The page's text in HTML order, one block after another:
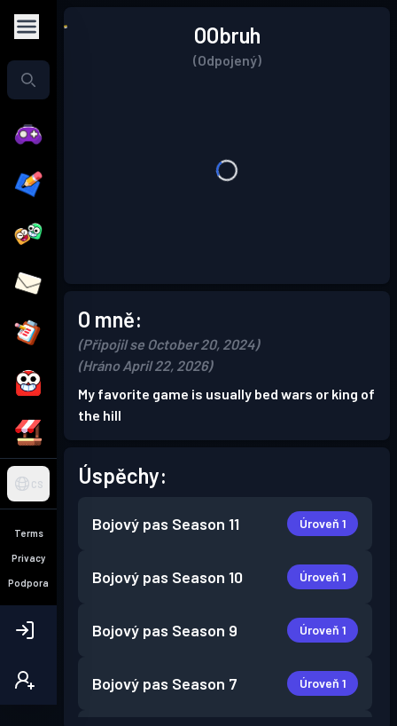
CS
Terms
Privacy
Podpora
OObruh
(Odpojený)
O mně:
(Připojil se October 20, 2024)
(Hráno April 22, 2026)
My favorite game is usually bed wars or king of
the hill
Úspěchy:
Bojový pas Season 11 Úroveň 1
Bojový pas Season 10 Úroveň 1
Bojový pas Season 9 Úroveň 1
Bojový pas Season 7 Úroveň 1